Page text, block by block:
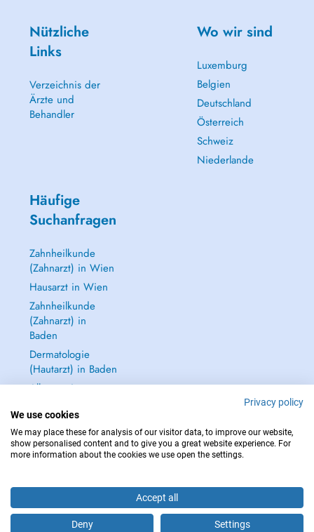
Nützliche
Links
Verzeichnis der
Ärzte und
Behandler
Wo wir sind
Luxemburg
Belgien
Deutschland
Österreich
Schweiz
Niederlande
Häufige
Suchanfragen
Zahnheilkunde
(Zahnarzt) in Wien
Hausarzt in Wien
Zahnheilkunde
(Zahnarzt) in
Baden
Dermatologie
(Hautarzt) in Baden
Alle anzeigen →
IM NOTFALL WENDEN SIE SICH AN : 112
Privacy policy
We use cookies
We may place these for analysis of our visitor data, to improve our website,
show personalised content and to give you a great website experience. For
more information about the cookies we use open the settings.
Accept all
Deny Settings